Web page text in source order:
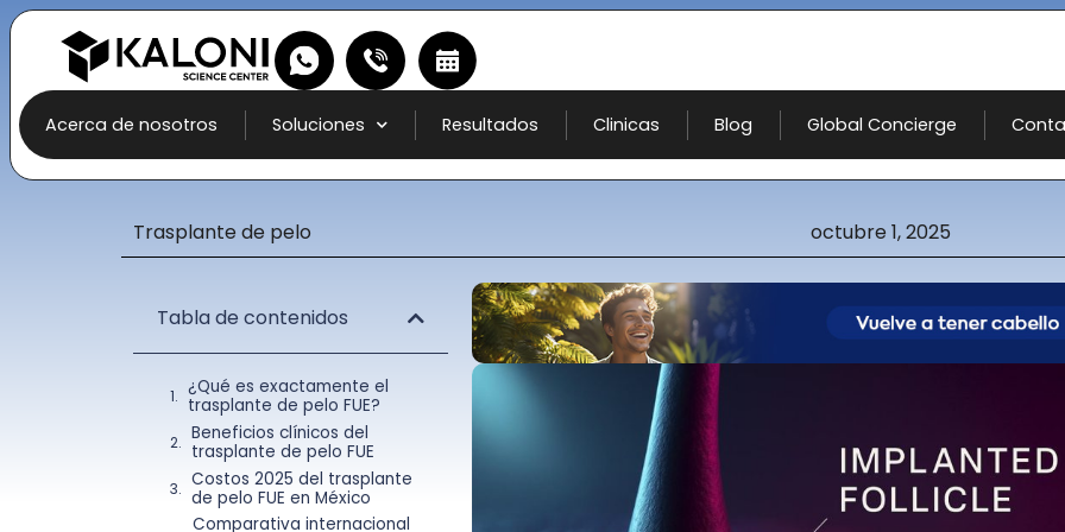
Acerca de nosotros Soluciones Resultados Clinicas Blog Global Concierge
Trasplante de pelo octubre 1, 2025
Tabla de contenidos
¿Qué es exactamente el
trasplante de pelo FUE?
Beneficios clínicos del
trasplante de pelo FUE
Costos 2025 del trasplante
de pelo FUE en México
Comparativa internacional